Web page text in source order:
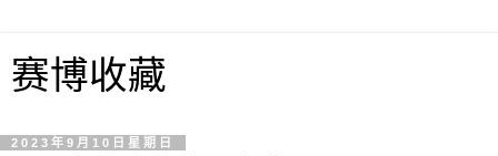
赛博收藏
2023年9月10日星期日